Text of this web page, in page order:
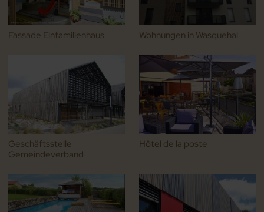
Fassade Einfamilienhaus Wohnungen in Wasquehal
Geschäftsstelle
Gemeindeverband
Hôtel de la poste